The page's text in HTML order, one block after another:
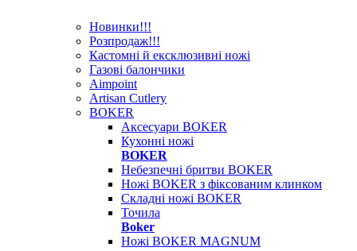
Новинки!!!
Розпродаж!!!
Кастомні й ексклюзивні ножі
Газові балончики
Aimpoint
Artisan Cutlery
BOKER
Аксесуари BOKER
Кухонні ножі
BOKER
Небезпечні бритви BOKER
Ножі BOKER з фіксованим клинком
Складні ножі BOKER
Точила
Boker
Ножі BOKER MAGNUM